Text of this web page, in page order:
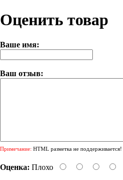
Оценить товар
Ваше имя:
Ваш отзыв:
Примечание: HTML разметка не
Оценка: Плохо